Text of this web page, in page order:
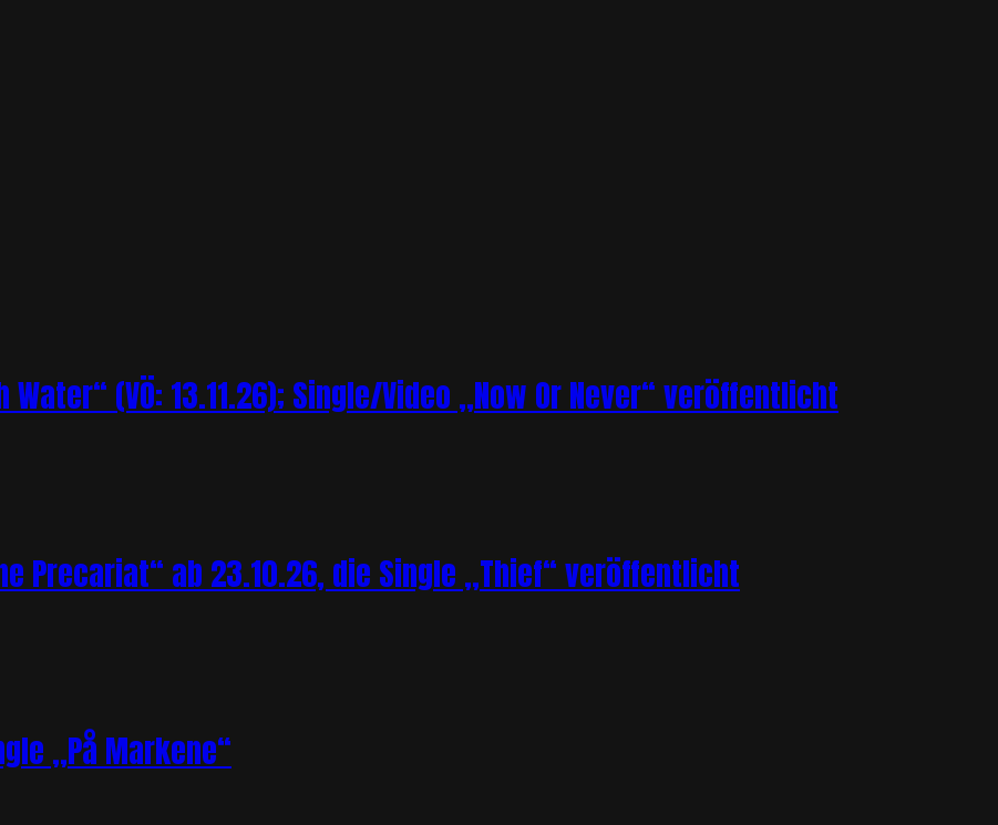
(VÖ: 13.11.26); Single/Video „Now Or Never“ veröffentlicht
Precariat“ ab 23.10.26, die Single „Thief“ veröffentlicht
„På Markene“